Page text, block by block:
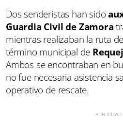
Dos senderistas han sido
Guardia Civil de Zamora
mientras realizaban la ruta
término municipal de
Ambos se encontraban en
no fue necesaria asistencia
operativo de rescate.